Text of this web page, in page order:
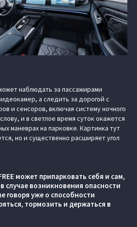
наблюдать за пассажирами
а следить за дорогой с
и сенсоров, включая систему ночного
и в светлое время суток окажется
маневрах на парковке. Картинка тут
но и существенно расширяет угол
может припарковать себя и сам,
случае возникновения опасности
говоря уже о способности
тормозить и держаться в